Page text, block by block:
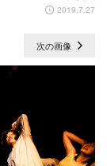
2019.7.27
次の画像